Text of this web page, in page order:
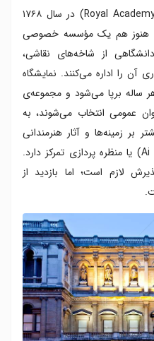
«آکادمی سلطنتی هنر» (Royal Academy of Arts) در سال ۱۷۶۸
هنوز هم یک مؤسسه خصوصی
که حدود ۸۰ عضو دانشگاهی از شاخه‌های نقاشی،
را اداره می‌کنند. نمایشگاه
سال ۱۷۶۹ میلادی هر ساله برپا می‌شود و مجموعه‌ی
عمومی انتخاب می‌شوند، به
بر زمینه‌ها و آثار هنرمندانی
مانند روبنز، «آی وی‌وی» (Ai Weiwei) یا منظره پردازی تمرکز دارد.
لازم است؛ اما بازدید از